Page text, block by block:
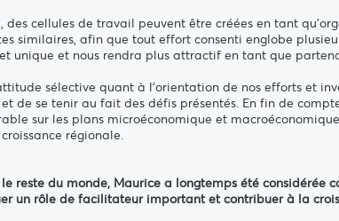
cellules de travail peuvent être créées en tant
similaires, afin que tout effort consenti englobe
unique et nous rendra plus attractif en tant que
sélective quant à l’orientation de nos efforts et
de se tenir au fait des défis présentés. En fin de
sur les plans microéconomique et
régionale.
reste du monde, Maurice a longtemps été
un rôle de facilitateur important et contribuer à la